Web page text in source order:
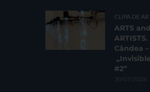
CLIPA DE
ARTS and
Cândea –
#2”
30/07/2026